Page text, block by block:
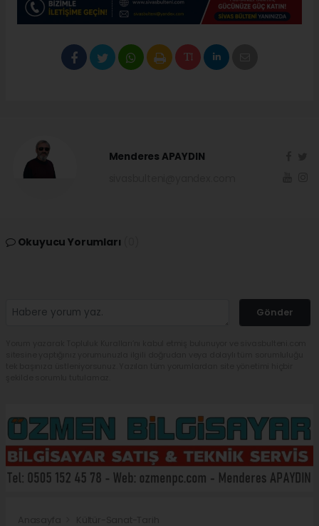
Menderes APAYDIN
Okuyucu Yorumları
Gönder